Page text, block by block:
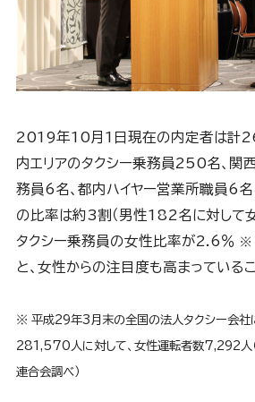
2019年10月1日現在の内定者は計
内エリアのタクシー乗務員250名、関
務員6名、都内ハイヤー営業所職員6名
の比率は約3割（男性182名に対して
タクシー乗務員の女性比率が2.6％ ※
と、女性からの注目度も高まっている
※ 平成29年3月末の全国の法人タクシー会社
281,570人に対して、女性運転者数7,292人（
連合会調べ）